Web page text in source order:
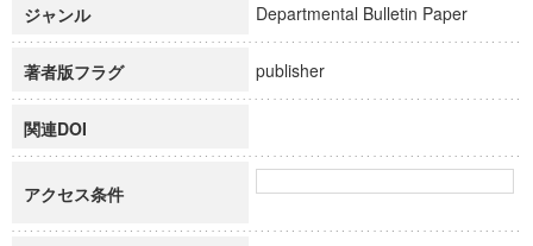
ジャンル Departmental Bulletin Paper
著者版フラグ publisher
関連DOI
アクセス条件